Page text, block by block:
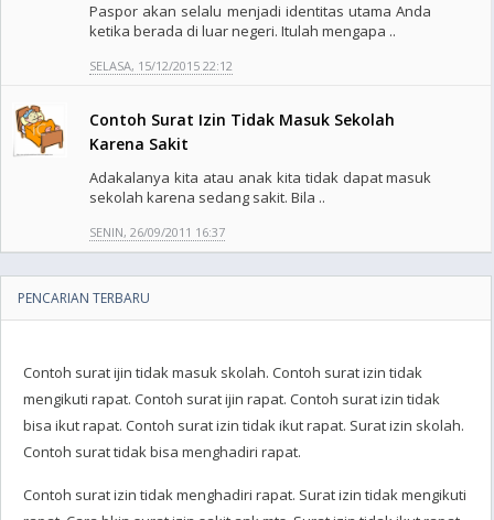
Paspor akan selalu menjadi identitas utama Anda
ketika berada di luar negeri. Itulah mengapa ..
SELASA, 15/12/2015 22:12
Contoh Surat Izin Tidak Masuk Sekolah
Karena Sakit
Adakalanya kita atau anak kita tidak dapat masuk
sekolah karena sedang sakit. Bila ..
SENIN, 26/09/2011 16:37
PENCARIAN TERBARU
Contoh surat ijin tidak masuk skolah. Contoh surat izin tidak
mengikuti rapat. Contoh surat ijin rapat. Contoh surat izin tidak
bisa ikut rapat. Contoh surat izin tidak ikut rapat. Surat izin skolah.
Contoh surat tidak bisa menghadiri rapat.
Contoh surat izin tidak menghadiri rapat. Surat izin tidak mengikuti